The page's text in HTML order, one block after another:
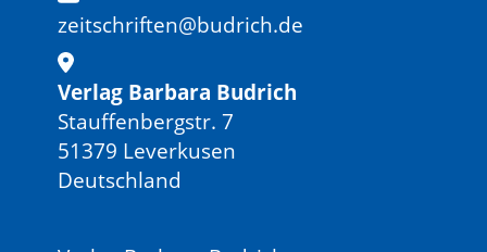
zeitschriften@budrich.de
Verlag Barbara Budrich
Stauffenbergstr. 7
51379 Leverkusen
Deutschland